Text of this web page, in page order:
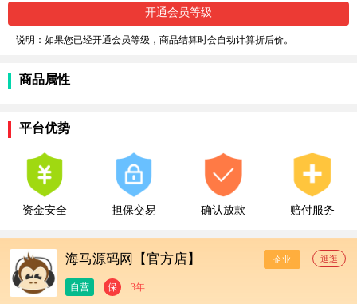
开通会员等级
说明：如果您已经开通会员等级，商品结算时会自动计算折后价。
商品属性
平台优势
资金安全 担保交易 确认放款 赔付服务
海马源码网【官方店】 企业 逛逛
自营 保 3年